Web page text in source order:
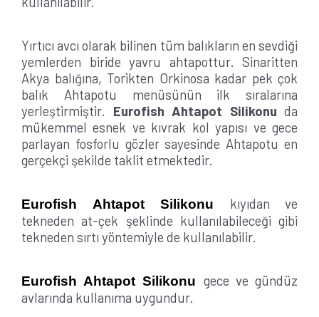
Yırtıcı avcı olarak bilinen tüm balıkların en sevdiği
yemlerden biride yavru ahtapottur. Sinaritten
Akya balığına, Torikten Orkinosa kadar pek çok
balık Ahtapotu menüsünün ilk sıralarına
yerleştirmiştir. Eurofish Ahtapot Silikonu da
mükemmel esnek ve kıvrak kol yapısı ve gece
parlayan fosforlu gözler sayesinde Ahtapotu en
gerçekçi şekilde taklit etmektedir.
Eurofish Ahtapot Silikonu kıyıdan ve
tekneden at-çek şeklinde kullanılabileceği gibi
tekneden sırtı yöntemiyle de kullanılabilir.
Eurofish Ahtapot Silikonu gece ve gündüz
avlarında kullanıma uygundur.